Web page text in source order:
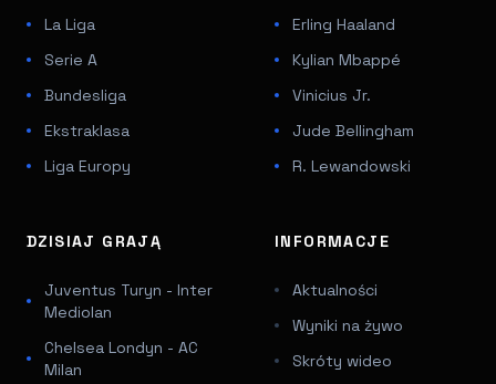
La Liga
Serie A
Bundesliga
Ekstraklasa
Liga Europy
Erling Haaland
Kylian Mbappé
Vinicius Jr.
Jude Bellingham
R. Lewandowski
DZISIAJ GRAJĄ
Juventus Turyn - Inter
Mediolan
Chelsea Londyn - AC
Milan
INFORMACJE
Aktualności
Wyniki na żywo
Skróty wideo